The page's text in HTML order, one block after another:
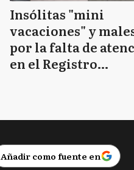
Insólitas "mini
vacaciones" y
por la falta de
en el Registro
Añadir como fuente en